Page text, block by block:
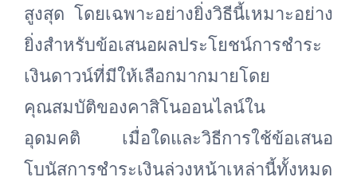
สูงสุด โดยเฉพาะอย่างยิ่งวิธีนี้เหมาะอย่าง
ยิ่งสำหรับข้อเสนอผลประโยชน์การชำระ
เงินดาวน์ที่มีให้เลือกมากมายโดย
คุณสมบัติของคาสิโนออนไลน์ใน
อุดมคติ เมื่อใดและวิธีการใช้ข้อเสนอ
โบนัสการชำระเงินล่วงหน้าเหล่านี้ทั้งหมด